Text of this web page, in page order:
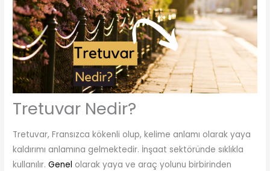
Tretuvar Nedir?
Tretuvar, Fransızca kökenli olup, kelime anlamı olarak yaya
kaldırımı anlamına gelmektedir. İnşaat sektöründe sıklıkla
kullanılır.Genel olarak yaya ve araç yolunu birbirinden